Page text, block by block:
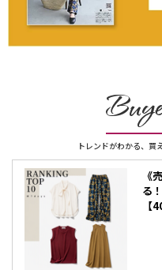
トレンドがわかる、買
《
る
【